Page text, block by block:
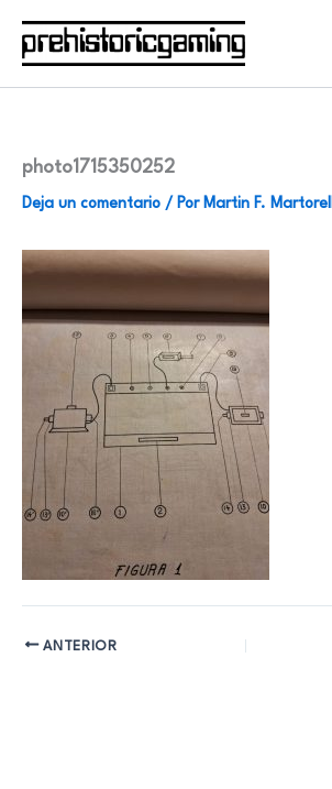
contenido
photo1715350252
Deja un comentario / Por Martin F. Martorell
ANTERIOR